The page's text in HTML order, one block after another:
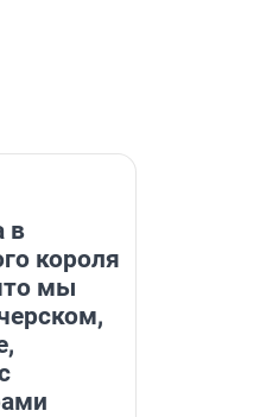
в
короля
мы